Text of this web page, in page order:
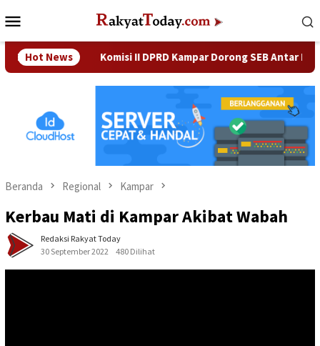
ke
Mobile
Hot NewsKomisi II DPRD Kampar Dorong SEB Antar Kementerian
Beranda Regional Kampar
Kerbau Mati di Kampar Akibat Wabah
Redaksi Rakyat Today
30 September 2022
480 Dilihat